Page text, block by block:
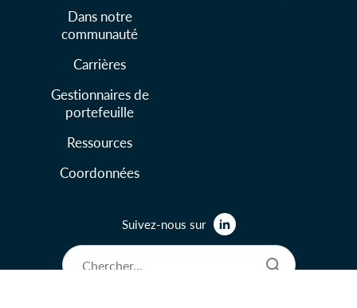
Dans notre
communauté
Carrières
Gestionnaires de
portefeuille
Ressources
Coordonnées
Suivez-nous sur